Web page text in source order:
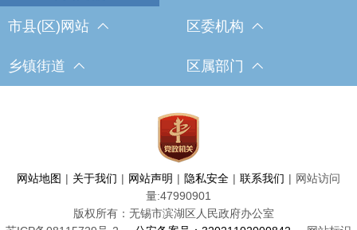
市县(区)网站 区委机构
乡镇街道 区属部门
网站地图 | 关于我们 | 网站声明 | 隐私安全 | 联系我们 | 网站访问
量:47990901
版权所有：无锡市滨湖区人民政府办公室